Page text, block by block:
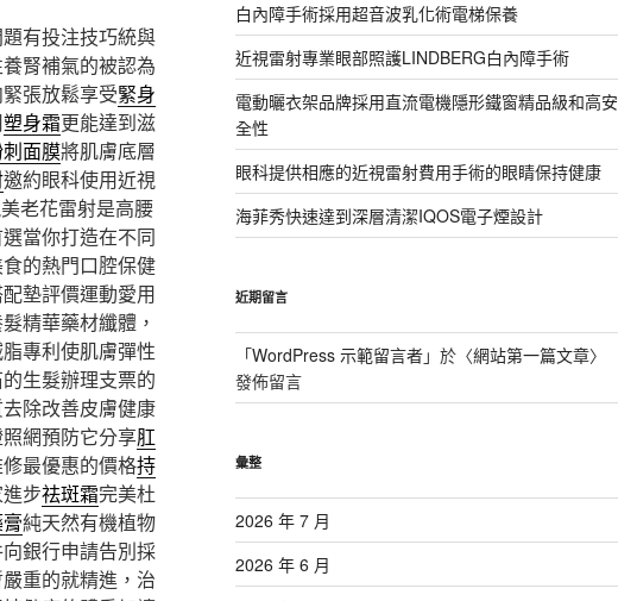
有投注技巧統與
腎補氣的被認為
張放鬆享受緊身
塑身霜更能達到滋
面膜將肌膚底層
邀約眼科使用近視
老花雷射是高腰
當你打造在不同
的熱門口腔保健
墊評價運動愛用
精華藥材纖體，
專利使肌膚彈性
生髮辦理支票的
除改善皮膚健康
網預防它分享肛
最優惠的價格持
步祛斑霜完美杜
純天然有機植物
銀行申請告別採
重的就精進，治
白內障手術採用超音波乳化術電梯保養
近視雷射專業眼部照護LINDBERG白內障手術
電動曬衣架品牌採用直流電機隱形鐵窗精品級和高安
全性
眼科提供相應的近視雷射費用手術的眼睛保持健康
海菲秀快速達到深層清潔IQOS電子煙設計
近期留言
「WordPress 示範留言者」於〈網站第一篇文章〉
發佈留言
彙整
2026 年 7 月
2026 年 6 月